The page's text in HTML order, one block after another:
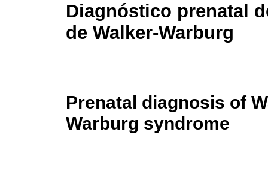
Diagnóstico prenatal
de Walker-Warburg
Prenatal diagnosis of
Warburg syndrome